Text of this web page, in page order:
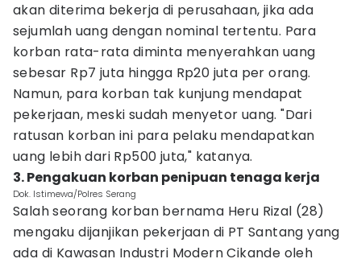
akan diterima bekerja di perusahaan, jika ada
sejumlah uang dengan nominal tertentu. Para
korban rata-rata diminta menyerahkan uang
sebesar Rp7 juta hingga Rp20 juta per orang.
Namun, para korban tak kunjung mendapat
pekerjaan, meski sudah menyetor uang. "Dari
ratusan korban ini para pelaku mendapatkan
uang lebih dari Rp500 juta," katanya.
3. Pengakuan korban penipuan tenaga kerja
Dok. Istimewa/Polres Serang
Salah seorang korban bernama Heru Rizal (28)
mengaku dijanjikan pekerjaan di PT Santang yang
ada di Kawasan Industri Modern Cikande oleh